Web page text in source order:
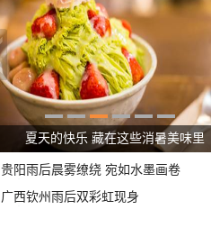
夏天的快乐 藏在这些消暑美味里
贵阳雨后晨雾缭绕 宛如水墨画卷
广西钦州雨后双彩虹现身